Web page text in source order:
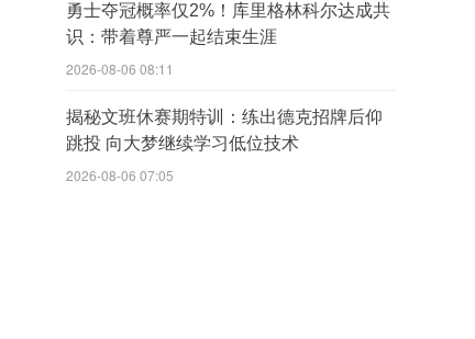
勇士夺冠概率仅2%！库里格林科尔达成共
识：带着尊严一起结束生涯
2026-08-06 08:11
揭秘文班休赛期特训：练出德克招牌后仰
跳投 向大梦继续学习低位技术
2026-08-06 07:05